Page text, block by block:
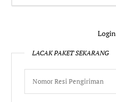
Login
LACAK PAKET SEKARANG